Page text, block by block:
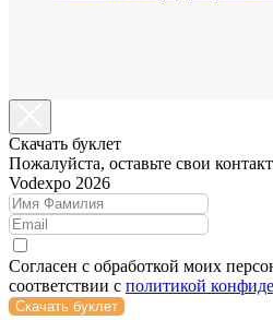
Cкачать буклет
Пожалуйста, оставьте свои
Vodexpo 2026
Согласен с обработкой моих
соответствии с политикой
Скачать буклет